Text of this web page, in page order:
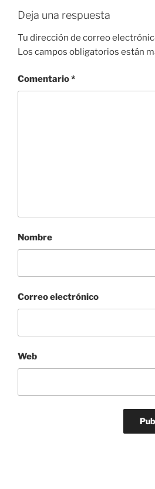
Deja una respuesta
Tu dirección de correo
Los campos obligatorios están
Comentario*
Nombre
Correo electrónico
Web